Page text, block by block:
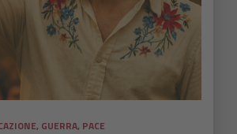
, GUERRA, PACE